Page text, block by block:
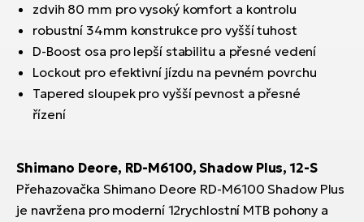
zdvih 80 mm pro vysoký komfort a kontrolu
robustní 34mm konstrukce pro vyšší tuhost
D-Boost osa pro lepší stabilitu a přesné vedení
Lockout pro efektivní jízdu na pevném povrchu
Tapered sloupek pro vyšší pevnost a přesné
řízení
Shimano Deore, RD-M6100, Shadow Plus, 12-S
Přehazovačka Shimano Deore RD-M6100 Shadow Plus
je navržena pro moderní 12rychlostní MTB pohony a